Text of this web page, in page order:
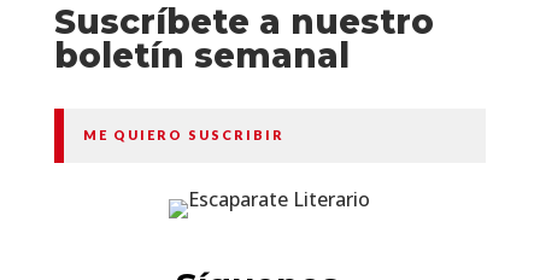
Suscríbete a nuestro
boletín semanal
ME QUIERO SUSCRIBIR